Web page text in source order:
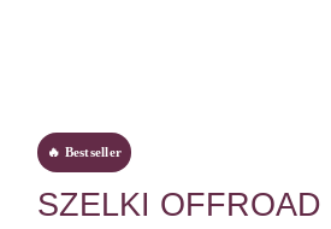
🔥 Bestseller
SZELKI